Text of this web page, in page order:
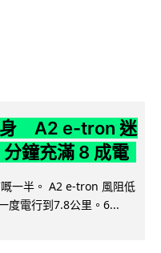
身 A2 e-tron 迷
鐘充滿 8 成電
一半。 A2 e-tron 風阻低
度電行到7.8公里。6...